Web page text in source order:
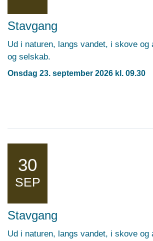
Stavgang
Ud i naturen, langs vandet, i skove og
og selskab.
Onsdag 23. september 2026 kl. 09.30
30
SEP
Stavgang
Ud i naturen, langs vandet, i skove og